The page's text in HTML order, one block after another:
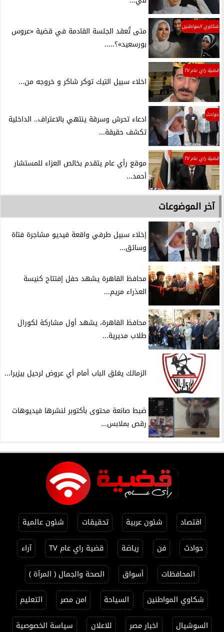
شكاوي المواطنين
متى تُعقد الجلسة القادمة في قضية «عروس
بورسعيد»؟.....
قضية راي عام TV
اخلاء سبيل التيك توكر شاكر و خروجه من...
حوادث
ادعاء تحرش وسرقة ينتهي بالاعتراف.. الداخلية
تكشف حقيقة...
قضية راي عام TV
موقع رأي عام يتقدم بخالص العزاء للمستشار
أحمد...
آخر الموضوعات
إخلاء سبيل طرفي واقعة فيديو مشاجرة فتاة
وسائق...
محافظ القاهرة يشهد حفل إفتتاح كنيسة
العذراء مريم...
محافظ القاهرة، يشهد أول مشاركة لكورال
طلاب مديرية...
الزمالك يغلق الباب أمام أي عروض لرحيل بيزيرا...
ضبط صانعة محتوى بأكتوبر لنشرها فيديوهات
رقص بملابس...
اقتصاد شئون عربية تحقيقات
شئون عالمية
حوادث
فن رياضة قضية راي عام TV
آراء
المحافظات
أسواق
الصحة والجمال ( المرآة )
شكاوي المواطنين
السياحة امن مصر
التعليم
السوشيال
اخبار مصر للاعلان سياسة الخصوصية